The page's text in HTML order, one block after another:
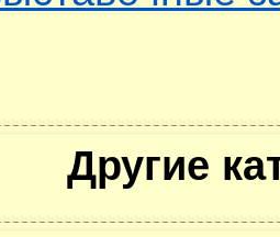
Другие